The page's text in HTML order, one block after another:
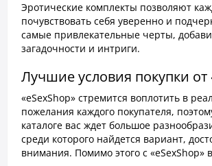
Эротические комплекты позволяют
почувствовать себя уверенно и
самые привлекательные черты,
загадочности и интриги.
Лучшие условия покупки от
«eSexShop» стремится воплотить в
пожелания каждого покупателя,
каталоге вас ждет большое
среди которого найдется вариант,
внимания. Помимо этого с «eSexShop»